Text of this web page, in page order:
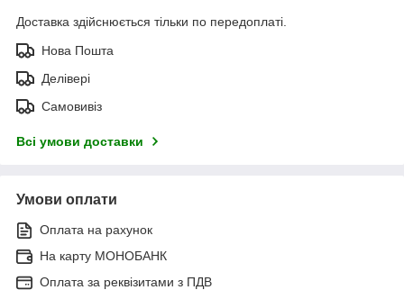
Доставка здійснюється тільки по передоплаті.
Нова Пошта
Делівері
Самовивіз
Всі умови доставки
Умови оплати
Оплата на рахунок
На карту МОНОБАНК
Оплата за реквізитами з ПДВ